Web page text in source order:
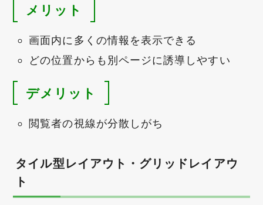
メリット
画面内に多くの情報を表示できる
どの位置からも別ページに誘導しやすい
デメリット
閲覧者の視線が分散しがち
タイル型レイアウト・グリッドレイアウ
ト